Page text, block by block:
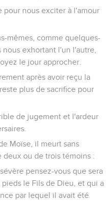
pour nous exciter à l'amour
mêmes, comme quelques-
exhortant l'un l'autre,
le jour approcher.
après avoir reçu la
plus de sacrifice pour
de jugement et l'ardeur
Moïse, il meurt sans
deux ou de trois témoins :
pensez-vous que sera
le Fils de Dieu, et qui a
par lequel il avait été